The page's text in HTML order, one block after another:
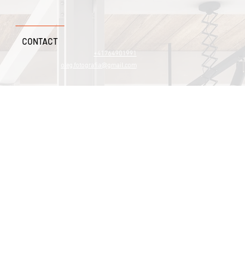
CONTACT
+41764901991
oleg.fotografia@gmail.com